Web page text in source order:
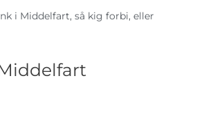
i Middelfart, så kig forbi, eller